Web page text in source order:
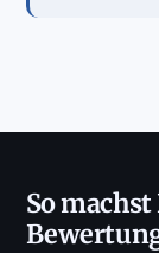
So